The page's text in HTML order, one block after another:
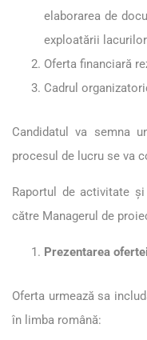
elaborarea de
exploatării
Oferta financiară
Cadrul
Candidatul va semna
procesul de lucru se va
Raportul de activitate
către Managerul de
Prezentarea
Oferta urmează sa
în limba română: